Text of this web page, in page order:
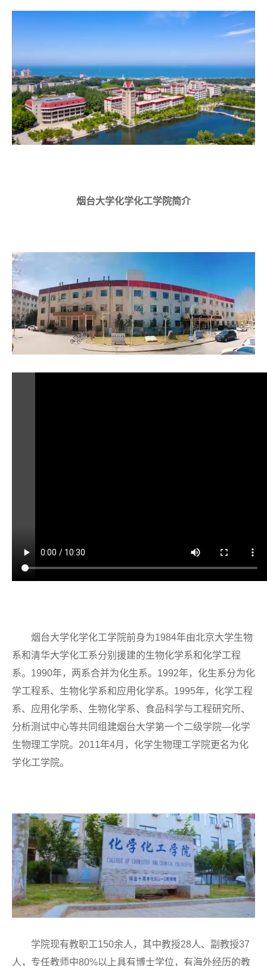
烟台大学化学化工学院简介
烟台大学化学化工学院前身为1984年由北京大学生物
系和清华大学化工系分别援建的生物化学系和化学工程
系。1990年，两系合并为化生系。1992年，化生系分为化
学工程系、生物化学系和应用化学系。1995年，化学工程
系、应用化学系、生物化学系、食品科学与工程研究所、
分析测试中心等共同组建烟台大学第一个二级学院—化学
生物理工学院。2011年4月，化学生物理工学院更名为化
学化工学院。
学院现有教职工150余人，其中教授28人、副教授37
人，专任教师中80%以上具有博士学位，有海外经历的教